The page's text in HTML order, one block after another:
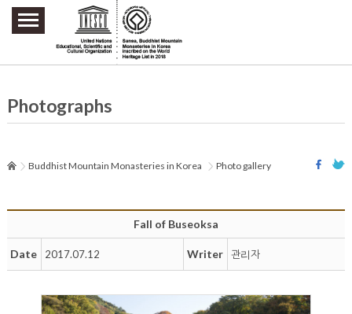
주요메뉴 바로가기
본문 바로가기
하단메뉴 바로가기
Photographs
Buddhist Mountain Monasteries in Korea Photo gallery
Fall of Buseoksa
Date 2017.07.12 Writer 관리자